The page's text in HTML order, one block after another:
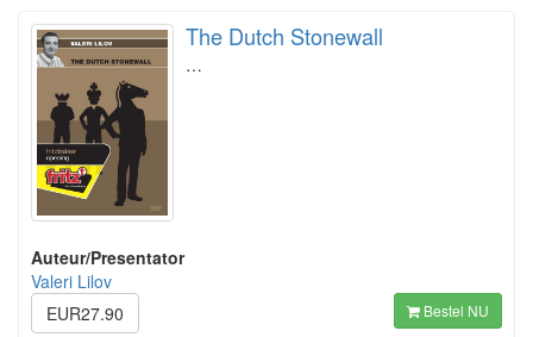
The Dutch Stonewall
…
Auteur/Presentator
Valeri Lilov
EUR27.90
Bestel NU